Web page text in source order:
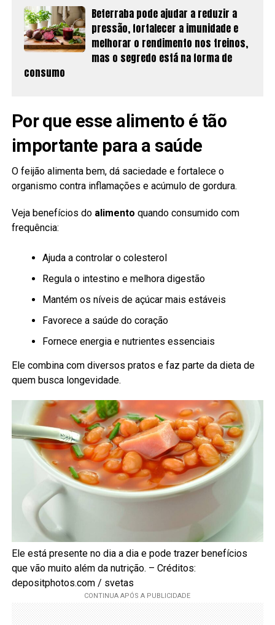
Beterraba pode ajudar a reduzir a
pressão, fortalecer a imunidade e
melhorar o rendimento nos treinos,
mas o segredo está na forma de
consumo
Por que esse alimento é tão
importante para a saúde
O feijão alimenta bem, dá saciedade e fortalece o
organismo contra inflamações e acúmulo de gordura.
Veja benefícios do alimento quando consumido com
frequência:
Ajuda a controlar o colesterol
Regula o intestino e melhora digestão
Mantém os níveis de açúcar mais estáveis
Favorece a saúde do coração
Fornece energia e nutrientes essenciais
Ele combina com diversos pratos e faz parte da dieta de
quem busca longevidade.
Ele está presente no dia a dia e pode trazer benefícios
que vão muito além da nutrição. – Créditos:
depositphotos.com / svetas